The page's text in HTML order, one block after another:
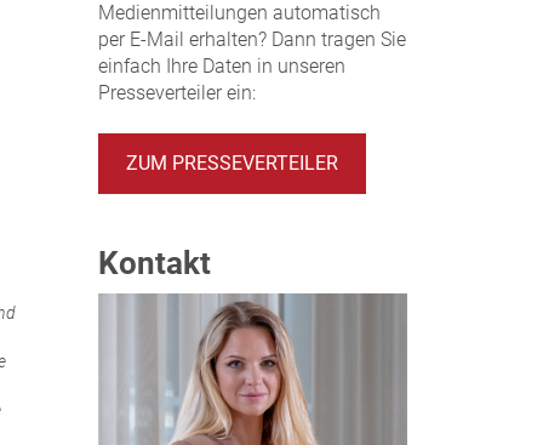
Medienmitteilungen automatisch
per E-Mail erhalten? Dann tragen Sie
einfach Ihre Daten in unseren
Presseverteiler ein:
ZUM PRESSEVERTEILER
Kontakt